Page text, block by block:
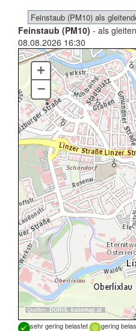
Feinstaub (PM10) - als
08.08.2026 16:30
Quellen: DORIS, basemap.at
+
–
sehr gering belastet gering